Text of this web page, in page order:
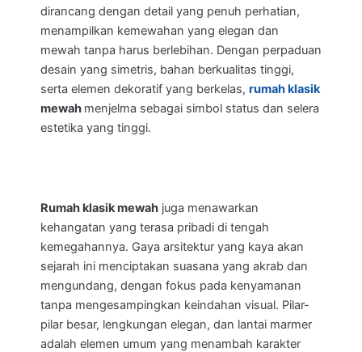
dirancang dengan detail yang penuh perhatian,
menampilkan kemewahan yang elegan dan
mewah tanpa harus berlebihan. Dengan perpaduan
desain yang simetris, bahan berkualitas tinggi,
serta elemen dekoratif yang berkelas, rumah klasik
mewah menjelma sebagai simbol status dan selera
estetika yang tinggi.
Rumah klasik mewah juga menawarkan
kehangatan yang terasa pribadi di tengah
kemegahannya. Gaya arsitektur yang kaya akan
sejarah ini menciptakan suasana yang akrab dan
mengundang, dengan fokus pada kenyamanan
tanpa mengesampingkan keindahan visual. Pilar-
pilar besar, lengkungan elegan, dan lantai marmer
adalah elemen umum yang menambah karakter